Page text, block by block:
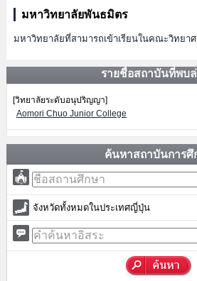
มหาวิทยาลัยพันธมิตร
มหาวิทยาลัยที่สามารถเข้าเรียนในคณะวิทยา
รายชื่อสถาบันที่พบ
[วิทยาลัยระดับอนุปริญญา]
Aomori Chuo Junior College
ค้นหาสถาบันการศึ
จังหวัดทั้งหมดในประเทศญี่ปุ่น